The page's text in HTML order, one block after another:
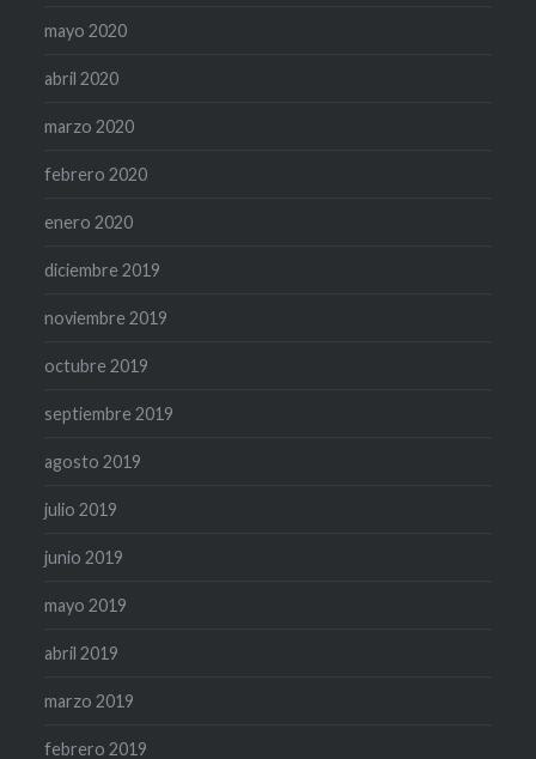
mayo 2020
abril 2020
marzo 2020
febrero 2020
enero 2020
diciembre 2019
noviembre 2019
octubre 2019
septiembre 2019
agosto 2019
julio 2019
junio 2019
mayo 2019
abril 2019
marzo 2019
febrero 2019